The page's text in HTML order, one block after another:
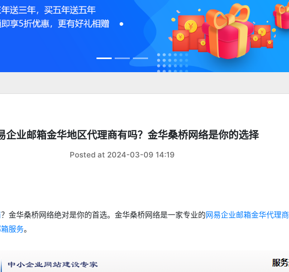
企业邮箱金华地区代理商有吗？金华桑桥网络是你的选择
Posted at 2024-03-09 14:19
？金华桑桥网络绝对是你的首选。金华桑桥网络是一家专业的网易企业邮箱金华代理商
服务。